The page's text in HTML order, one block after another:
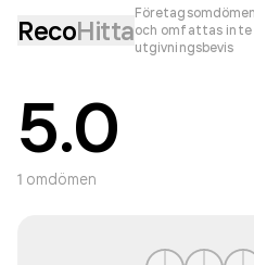
RecoHittaoch omfattas inte
utgivningsbevis
5.0
1 omdömen